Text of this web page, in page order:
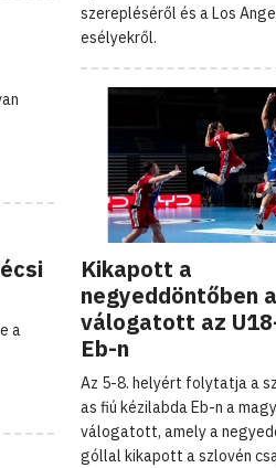
a
szerepléséről és a Los
esélyekről.
Kikapott a
negyeddöntőben
válogatott az
Eb-n
Az 5-8. helyért folytatja a
as fiú kézilabda Eb-n a
válogatott, amely a
góllal kikapott a szlovén